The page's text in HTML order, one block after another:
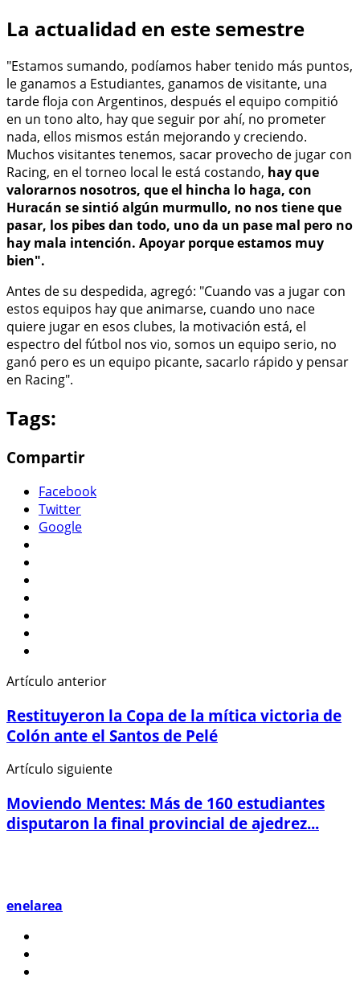
La actualidad en este semestre
"Estamos sumando, podíamos haber tenido más puntos,
le ganamos a Estudiantes, ganamos de visitante, una
tarde floja con Argentinos, después el equipo compitió
en un tono alto, hay que seguir por ahí, no prometer
nada, ellos mismos están mejorando y creciendo.
Muchos visitantes tenemos, sacar provecho de jugar con
Racing, en el torneo local le está costando, hay que
valorarnos nosotros, que el hincha lo haga, con
Huracán se sintió algún murmullo, no nos tiene que
pasar, los pibes dan todo, uno da un pase mal pero no
hay mala intención. Apoyar porque estamos muy
bien".
Antes de su despedida, agregó: "Cuando vas a jugar con
estos equipos hay que animarse, cuando uno nace
quiere jugar en esos clubes, la motivación está, el
espectro del fútbol nos vio, somos un equipo serio, no
ganó pero es un equipo picante, sacarlo rápido y pensar
en Racing".
Tags:
Compartir
Facebook
Twitter
Google
Artículo anterior
Restituyeron la Copa de la mítica victoria de
Colón ante el Santos de Pelé
Artículo siguiente
Moviendo Mentes: Más de 160 estudiantes
disputaron la final provincial de ajedrez...
enelarea